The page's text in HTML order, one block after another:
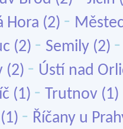
Hora (2) -
(2) - Semily (2)
(2) - Ústí nad
(1) - Trutnov (1)
(1) - Říčany u